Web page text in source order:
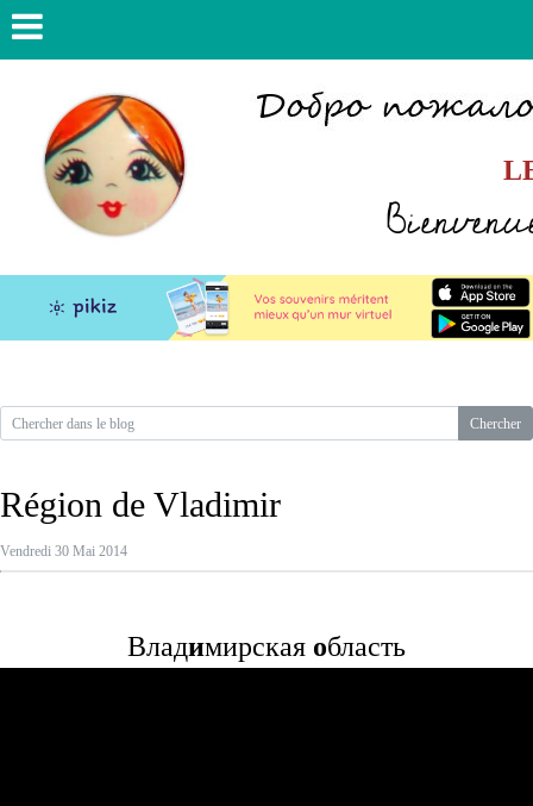
Région de Vladimir
Vendredi 30 Mai 2014
Владимирская область